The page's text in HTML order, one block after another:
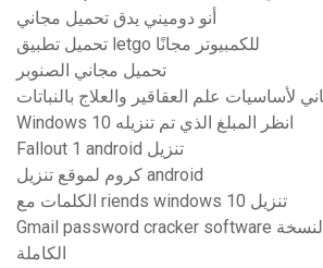
أنو دوميني يدق تحميل مجاني
تحميل تطبيق letgo للكمبيوتر مجانًا
تحميل مجاني الصنوبر
Windows 10 انظر المبلغ الذي تم تنزيله
Fallout 1 android تنزيل
كروم لموقع تنزيل android
الكلمات مع riends windows 10 تنزيل
Gmail password cracker software تحميل مجاني النسخة
الكاملة